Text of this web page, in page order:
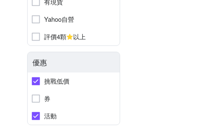
Yahoo自營
評價4顆
以上
優惠
挑戰低價
券
活動